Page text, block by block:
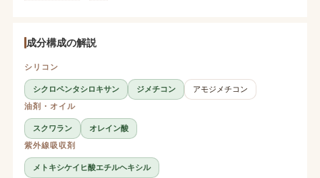
成分構成の解説
シリコン
シクロペンタシロキサン ジメチコン
アモジメチコン
油剤・オイル
スクワラン
オレイン酸
紫外線吸収剤
メトキシケイヒ酸エチルヘキシル